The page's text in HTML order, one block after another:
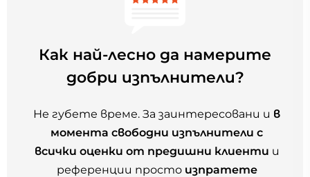
Как най-лесно да намерите
добри изпълнители?
Не губете време. За заинтересовани и в
момента свободни изпълнители с
всички оценки от предишни клиенти и
референции просто изпратете